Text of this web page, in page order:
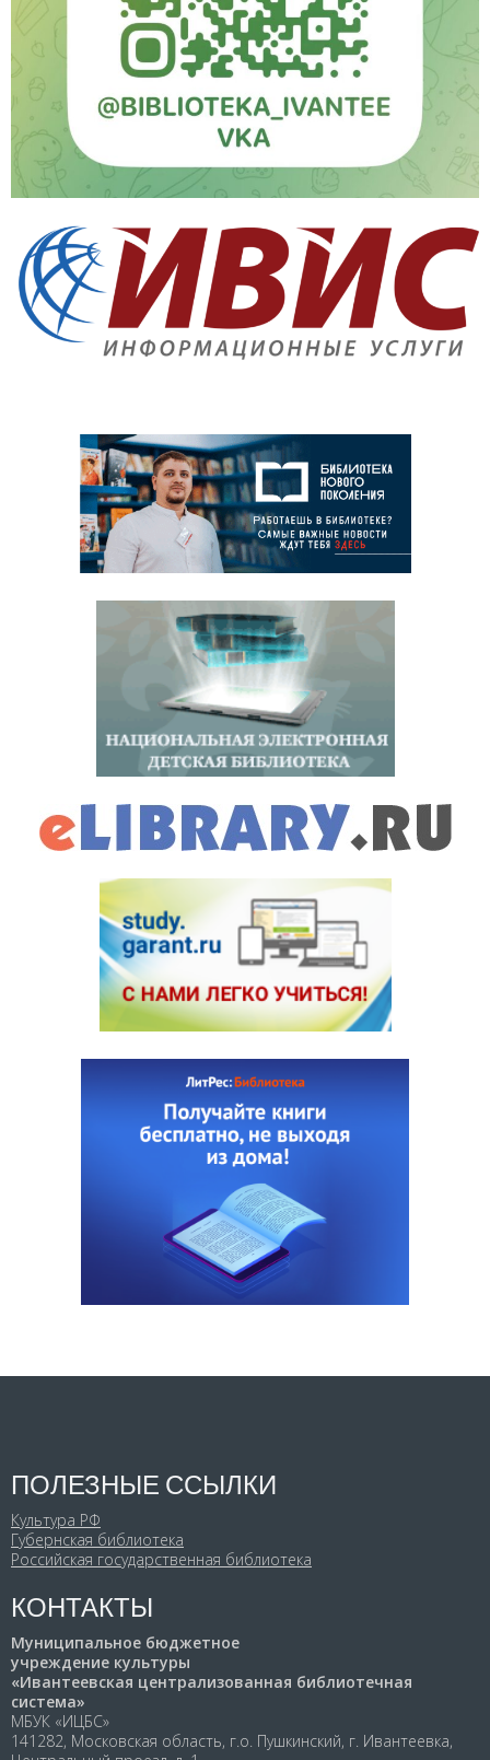
ПОЛЕЗНЫЕ ССЫЛКИ
Культура РФ
Губернская библиотека
Российская государственная библиотека
КОНТАКТЫ
Муниципальное бюджетное
учреждение культуры
«Ивантеевская централизованная библиотечная
система»
МБУК «ИЦБС»
141282, Московская область, г.о. Пушкинский, г. Ивантеевка,